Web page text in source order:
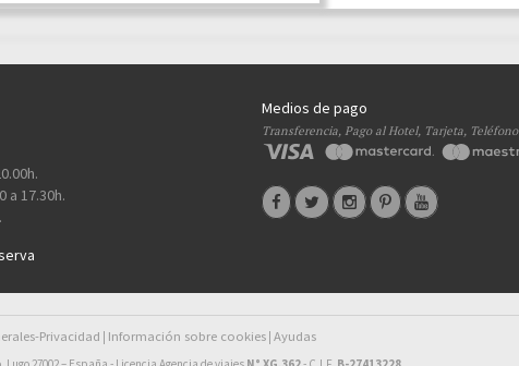
a 17.30h.
Medios de pago
Transferencia, Pago al Hotel, Tarjeta, Teléfono
Privacidad | Información sobre cookies | Ayudas